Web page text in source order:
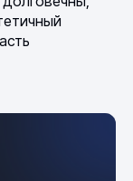
достигает
в различные